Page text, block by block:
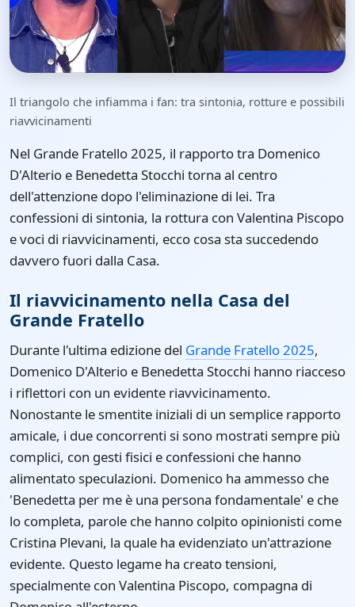
Il triangolo che infiamma i fan: tra sintonia, rotture e possibili
riavvicinamenti
Nel Grande Fratello 2025, il rapporto tra Domenico
D'Alterio e Benedetta Stocchi torna al centro
dell'attenzione dopo l'eliminazione di lei. Tra
confessioni di sintonia, la rottura con Valentina Piscopo
e voci di riavvicinamenti, ecco cosa sta succedendo
davvero fuori dalla Casa.
Il riavvicinamento nella Casa del
Grande Fratello
Durante l'ultima edizione del Grande Fratello 2025,
Domenico D'Alterio e Benedetta Stocchi hanno riacceso
i riflettori con un evidente riavvicinamento.
Nonostante le smentite iniziali di un semplice rapporto
amicale, i due concorrenti si sono mostrati sempre più
complici, con gesti fisici e confessioni che hanno
alimentato speculazioni. Domenico ha ammesso che
'Benedetta per me è una persona fondamentale' e che
lo completa, parole che hanno colpito opinionisti come
Cristina Plevani, la quale ha evidenziato un'attrazione
evidente. Questo legame ha creato tensioni,
specialmente con Valentina Piscopo, compagna di